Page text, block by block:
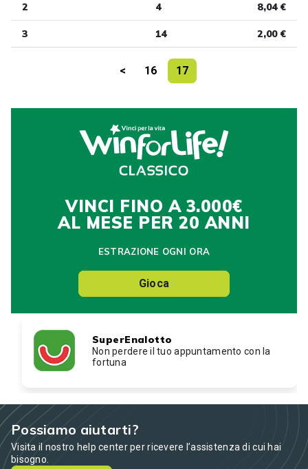
2 4 8,04 €
3 14 2,00 €
< 16 17
VINCI FINO A 3.000€
AL MESE PER 20 ANNI
ESTRAZIONE OGNI ORA
Gioca
SuperEnalotto
Non perdere il tuo appuntamento con la
fortuna
Possiamo aiutarti?
Visita il nostro help center per ricevere l’assistenza di cui hai
bisogno.